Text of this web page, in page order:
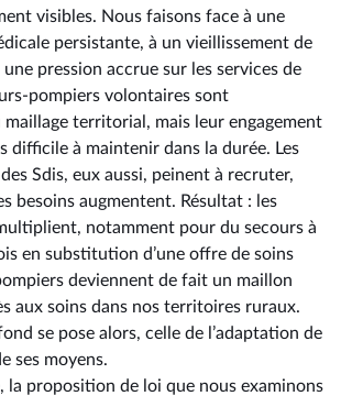
visibles. Nous faisons face à une
persistante, à un vieillissement de
pression accrue sur les services de
pompiers volontaires sont
maillage territorial, mais leur engagement
difficile à maintenir dans la durée. Les
Sdis, eux aussi, peinent à recruter,
besoins augmentent. Résultat : les
notamment pour du secours à
en substitution d’une offre de soins
deviennent de fait un maillon
aux soins dans nos territoires ruraux.
se pose alors, celle de l’adaptation de
ses moyens.
la proposition de loi que nous examinons